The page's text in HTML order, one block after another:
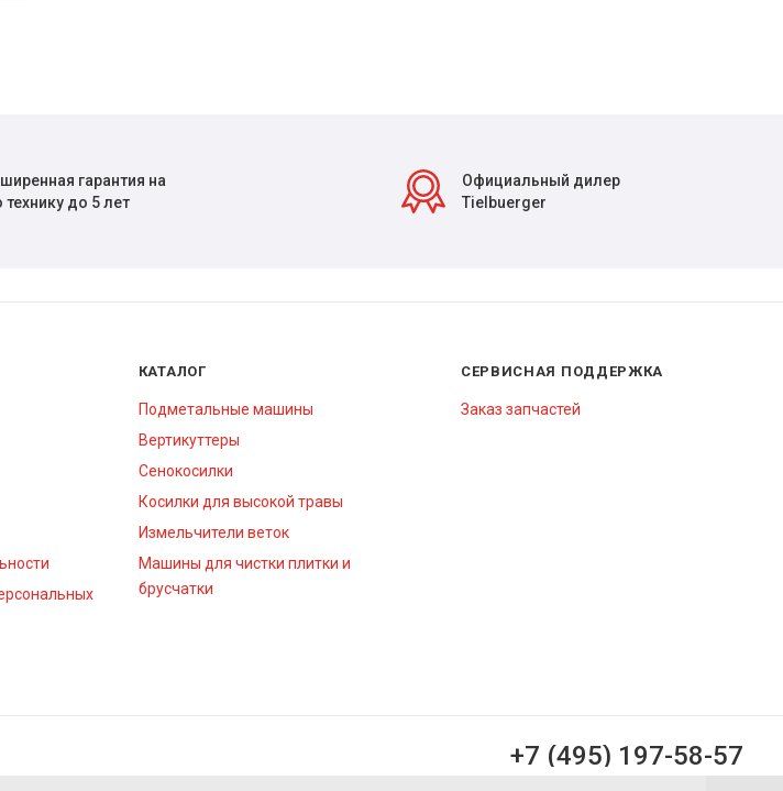
гарантия на
технику до 5 лет
Официальный дилер
Tielbuerger
КАТАЛОГ
Подметальные машины
Вертикуттеры
Сенокосилки
Косилки для высокой травы
Измельчители веток
Машины для чистки плитки и
брусчатки
СЕРВИСНАЯ ПОДДЕРЖКА
Заказ запчастей
+7 (495) 197-58-57